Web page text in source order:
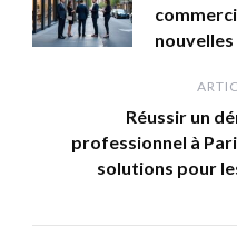
Réussir un
professionnel à
solutions pour